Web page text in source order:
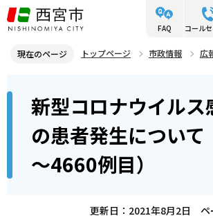
こ
の
ジ
す
FAQ コール
現在のページ トップページ 市政情報
広
新型コロナウイルス感染症の患者発生について（
ら
新型コロナウイルス
の患者発生につい
～4660例目）
更新日：2021年8月2日